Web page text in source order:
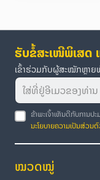
ຮັບຂໍ້ສະເໜີພິເສດ
ເຂົ້າຮ່ວມກັບຜູ້ສະໝັກຫຼາຍ
ຂ້າພະເຈົ້າເຫັນດີກັບການປ
ນະໂຍບາຍຄວາມເປັນສ່ວນ
ໝວດໝູ່